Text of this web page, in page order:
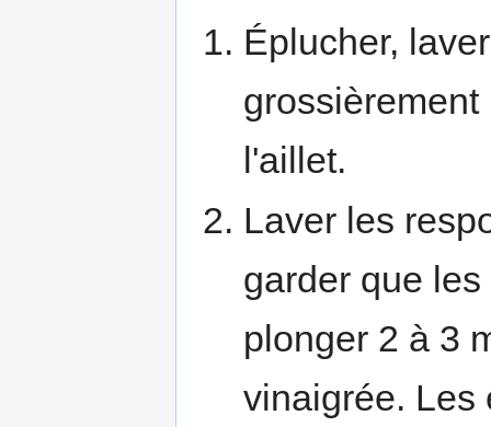
Éplucher,
grossièrement
l'aillet.
Laver les
garder que
plonger 2 à 3
vinaigrée. Les